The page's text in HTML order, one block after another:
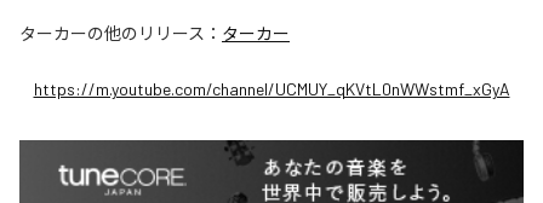
ターカーの他のリリース： ターカー
https://m.youtube.com/channel/UCMUY_qKVtL0nWWstmf_xGyA